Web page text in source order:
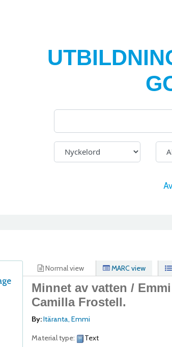
Normal view MARC view
Minnet av vatten /
Camilla Frostell.
By:Itäranta, Emmi
Material type:
Text